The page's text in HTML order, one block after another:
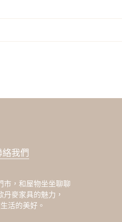
絡我們
市，和屋物坐坐聊聊
丹麥家具的魅力，
活的美好。